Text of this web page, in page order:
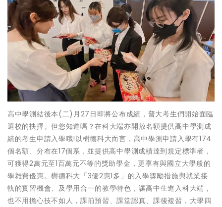
高中學測結後本(二)月27日即將公布成績，普大考生們開始面臨
選校的抉擇。但您知道嗎？在科大端亦開放名額提供高中學測成
績的考生申請入學哦!以樹德科大而言，高中學測申請入學有174
個名額、分布在17個系，並提供高中學測成績達到規定標準者，
可獲得2萬元至1百萬元不等的獎助學金，更享有與國立大學般的
學雜費優惠。樹德科大「3優2惠1多」的入學獎勵措施與就業接
軌的實習機會、及學用合一的教學特色，讓高中生進入科大端，
也不用擔心技不如人，課前預習、課堂認真、課後複習，大學四